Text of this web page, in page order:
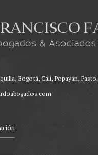
Bogotá, Cali, Popayán, Pasto.